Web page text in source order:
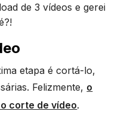
de 3 vídeos e gerei
etapa é cortá-lo,
Felizmente, o
corte de vídeo.